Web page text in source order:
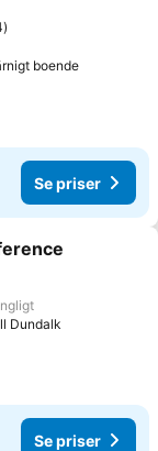
boendeSe priser
Se priser
Favoriter
Dundalk
Se priser